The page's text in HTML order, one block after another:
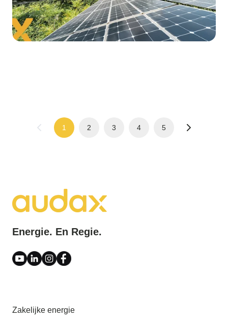
1 2 3 4 5
Energie. En Regie.
Zakelijke energie